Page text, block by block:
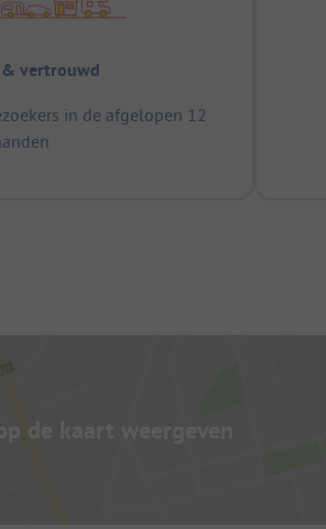
& vertrouwd
in de afgelopen 12
de kaart weergeven